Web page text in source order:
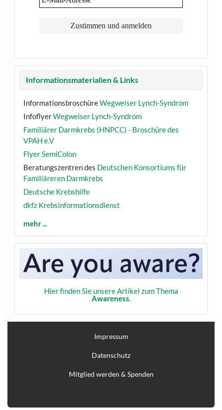
Informationsmaterialien & Links
InformationsbroschüreWegweiser Lynch-Syndrom
InfoflyerWegweiser Lynch-Syndrom
Familiärer Darmkrebs (HNPCC) - Broschüre des
VPAH e.V
Flyer SemiColon
Beratungszentren des Deutschen Konsortiums für
Familiäreren Darmkrebs
Deutsche Krebshilfe
dkfz Krebsinformationsdienst
mehr ...
Hier finden Sie unsere Artikel zum Thema
Awareness.
Impressum
Datenschutz
Mitglied werden & Spenden